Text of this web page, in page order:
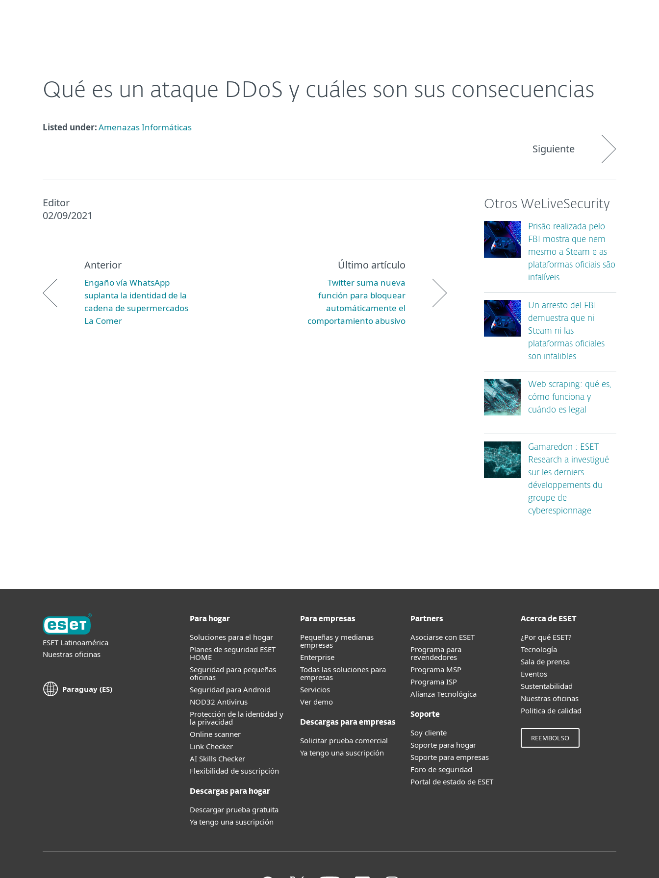
Qué es un ataque DDoS y cuáles son sus consecuencias
Listed under:Amenazas Informáticas
Siguiente
Editor
02/09/2021
Anterior
Engaño vía WhatsApp
suplanta la identidad de la
cadena de supermercados
La Comer
Último artículo
Twitter suma nueva
función para bloquear
automáticamente el
comportamiento abusivo
Otros WeLiveSecurity
Prisão realizada pelo
FBI mostra que nem
mesmo a Steam e as
plataformas oficiais são
infalíveis
Un arresto del FBI
demuestra que ni
Steam ni las
plataformas oficiales
son infalibles
Web scraping: qué es,
cómo funciona y
cuándo es legal
Gamaredon : ESET
Research a investigué
sur les derniers
développements du
groupe de
cyberespionnage
ESET Latinoamérica
Nuestras oficinas
Paraguay (ES)
Para hogar
Soluciones para el hogar
Planes de seguridad ESET
HOME
Seguridad para pequeñas
oficinas
Seguridad para Android
NOD32 Antivirus
Protección de la identidad y
la privacidad
Online scanner
Link Checker
AI Skills Checker
Flexibilidad de suscripción
Descargas para hogar
Descargar prueba gratuita
Ya tengo una suscripción
Para empresas
Pequeñas y medianas
empresas
Enterprise
Todas las soluciones para
empresas
Servicios
Ver demo
Descargas para empresas
Solicitar prueba comercial
Ya tengo una suscripción
Partners
Asociarse con ESET
Programa para
revendedores
Programa MSP
Programa ISP
Alianza Tecnológica
Soporte
Soy cliente
Soporte para hogar
Soporte para empresas
Foro de seguridad
Portal de estado de ESET
Acerca de ESET
¿Por qué ESET?
Tecnología
Sala de prensa
Eventos
Sustentabilidad
Nuestras oficinas
Politica de calidad
REEMBOLSO